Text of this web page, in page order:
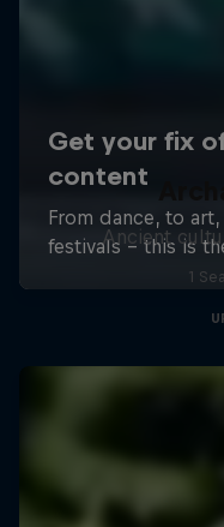
Ancient
1